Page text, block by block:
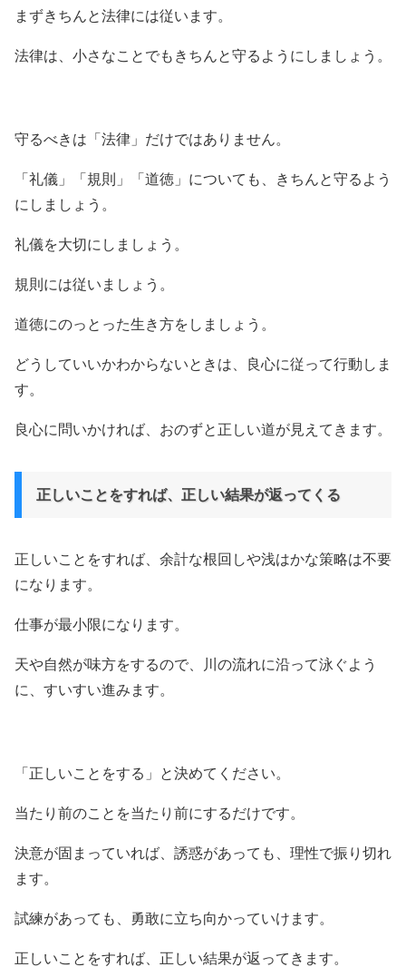
まずきちんと法律には従います。
法律は、小さなことでもきちんと守るようにしましょう。
守るべきは「法律」だけではありません。
「礼儀」「規則」「道徳」についても、きちんと守るよう
にしましょう。
礼儀を大切にしましょう。
規則には従いましょう。
道徳にのっとった生き方をしましょう。
どうしていいかわからないときは、良心に従って行動しま
す。
良心に問いかければ、おのずと正しい道が見えてきます。
正しいことをすれば、正しい結果が返ってくる
正しいことをすれば、余計な根回しや浅はかな策略は不要
になります。
仕事が最小限になります。
天や自然が味方をするので、川の流れに沿って泳ぐよう
に、すいすい進みます。
「正しいことをする」と決めてください。
当たり前のことを当たり前にするだけです。
決意が固まっていれば、誘惑があっても、理性で振り切れ
ます。
試練があっても、勇敢に立ち向かっていけます。
正しいことをすれば、正しい結果が返ってきます。